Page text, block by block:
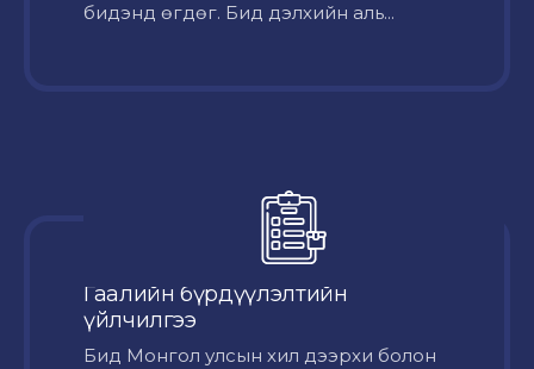
бидэнд өгдөг. Бид дэлхийн аль...
Гаалийн бүрдүүлэлтийн
үйлчилгээ
Бид Монгол улсын хил дээрхи болон